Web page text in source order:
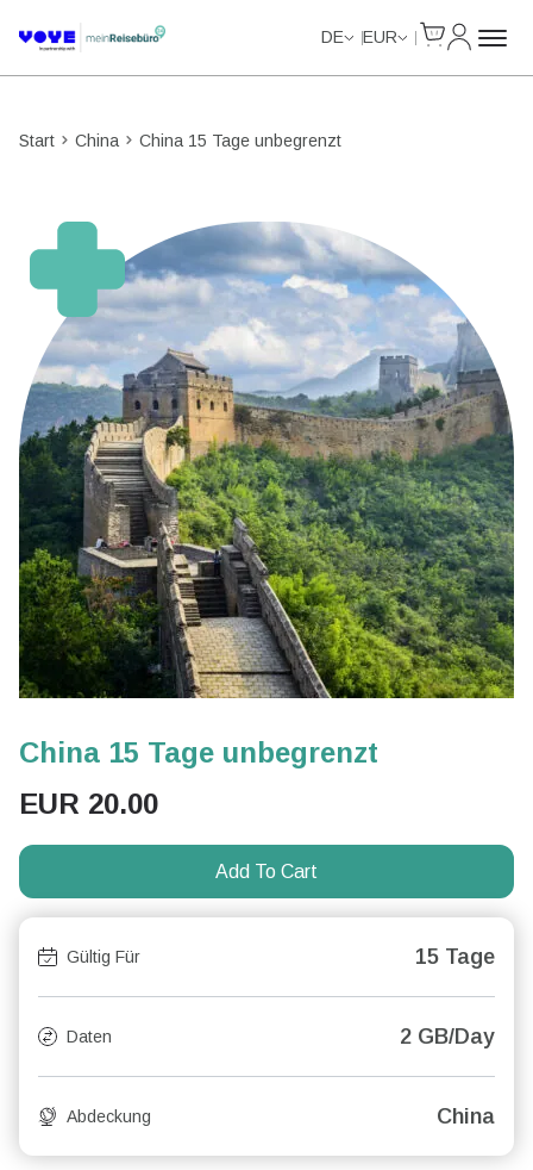
DE EUR
Start China China 15 Tage unbegrenzt
China 15 Tage unbegrenzt
EUR 20.00
Add To Cart
Gültig Für 15 Tage
Daten 2 GB/Day
Abdeckung China